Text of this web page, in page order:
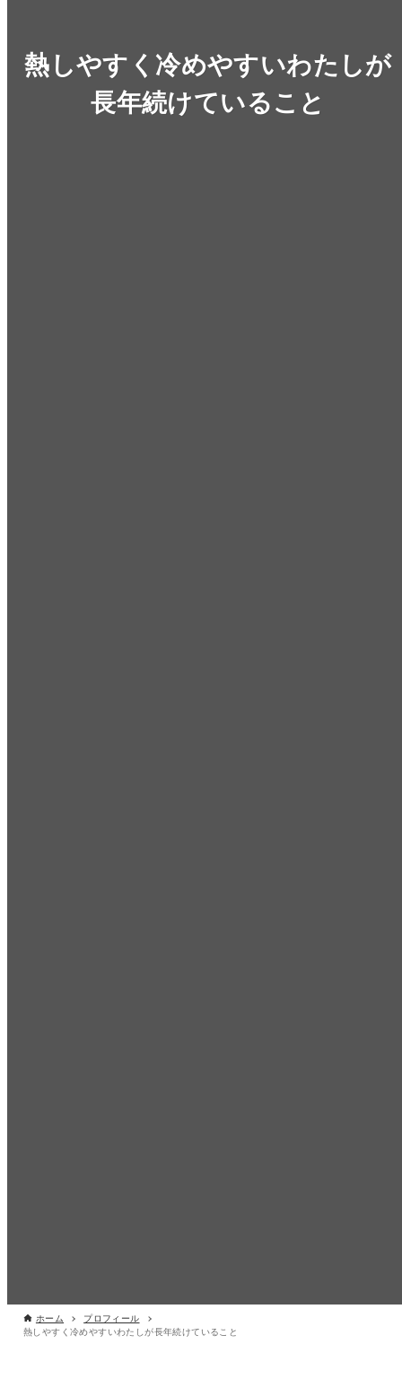
熱しやすく冷めやすいわたしが
長年続けていること
ホーム
プロフィール
熱しやすく冷めやすいわたしが長年続けていること